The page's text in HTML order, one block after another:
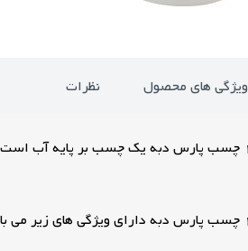
ویژگی های محصول نظرات
چسب پلاستیک 1111 چسب پارس دبه یک چسب بر